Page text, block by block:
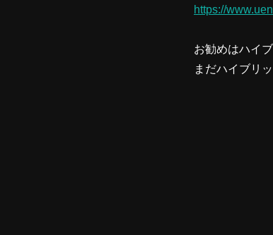
https://
お勧めはハイ
まだハイブリ